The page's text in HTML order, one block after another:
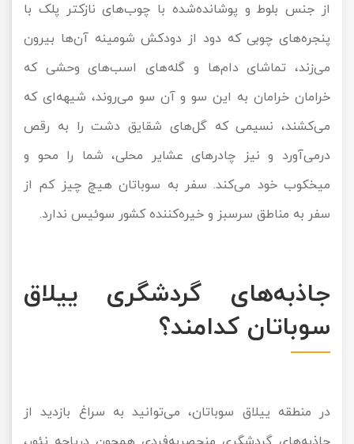
از جنس بلوط و پوشانده‌شده با چوب‌های نازکتر پلک با
پنجره‌های چوبی که دود از دودکش شومینه آن‌ها بیرون
می‌زند، تماشای دام‌ها و گله‌های اسب‌های وحشی که
خرامان خرامان به این سو و آن سو می‌روند، شیهه‌ای که
می‌کشند، نسیمی که گل‌های شقایق دشت را به رقص
درمی‌آورد و نیز چادرهای عشایر محلی، شما را محو و
میخکوب خود می‌کند. سفر به سوباتان هیچ چیز کم از
سفر به مناطق سرسبز و خیره‌کننده کشور سوئیس ندارد.
جاذبه‌های گردشگری ییلاق
سوباتان کدامند؟
در منطقه ییلاق سوباتان، می‌توانید به سراغ بازدید از